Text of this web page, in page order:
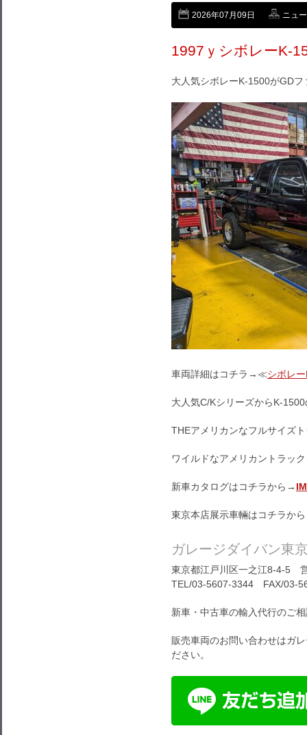
2026年07月09日 ニュ
1997ｙシボレーK-
大人気シボレーK-1500がGD
車両詳細はコチラ→≪シボレ
大人気C/KシリーズからK-
THEアメリカンなフルサイズ
ワイルドなアメリカントラッ
新車カタログはコチラから→
東京本店展示車輛はコチラか
ガレージダイバン東
東京都江戸川区一之江8-4-5
TEL/03-5607-3344 FAX/03-
新車・中古車の輸入代行のご
販売車両のお問い合わせはガ
ださい。